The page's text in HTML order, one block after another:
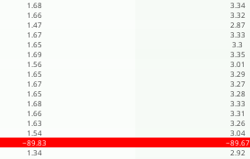
1.68
3.34
1.66
3.32
1.47
2.87
1.67
3.33
1.65
3.3
1.69
3.35
1.56
3.01
1.65
3.29
1.67
3.27
1.65
3.28
1.68
3.33
1.66
3.31
1.63
3.26
1.54
3.04
−89.83
−89.67
1.34
2.92